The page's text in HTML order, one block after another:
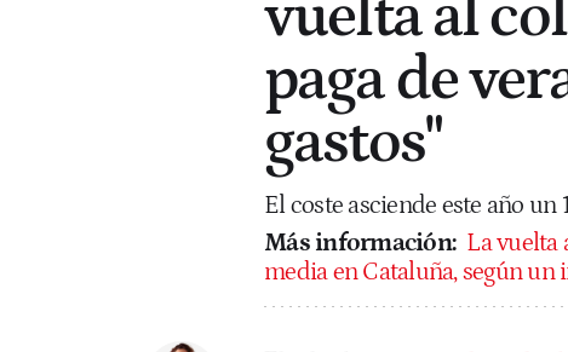
vuelta al
paga de
gastos"
El coste asciende este año
Más información: La vuelta
media en Cataluña, según un